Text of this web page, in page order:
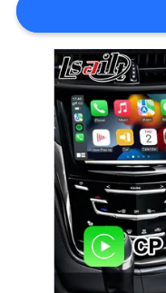
কেস
SITEMAP
PRIVACY
POLICY